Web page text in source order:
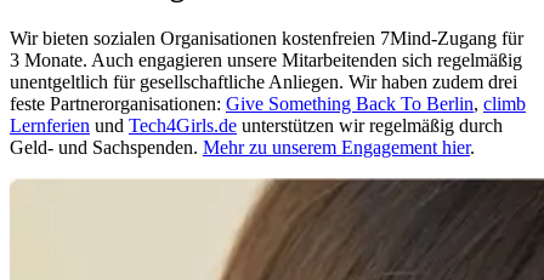
Wir bieten sozialen Organisationen kostenfreien 7Mind-Zugang für
3 Monate. Auch engagieren unsere Mitarbeitenden sich regelmäßig
unentgeltlich für gesellschaftliche Anliegen. Wir haben zudem drei
feste Partnerorganisationen: Give Something Back To Berlin, climb
Lernferien und Tech4Girls.de unterstützen wir regelmäßig durch
Geld- und Sachspenden. Mehr zu unserem Engagement hier.